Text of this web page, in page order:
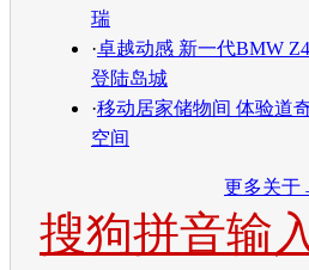
瑞
·卓越动感 新一代BMW
登陆岛城
·移动居家储物间 体验道
空间
更多关于
搜狗拼音输